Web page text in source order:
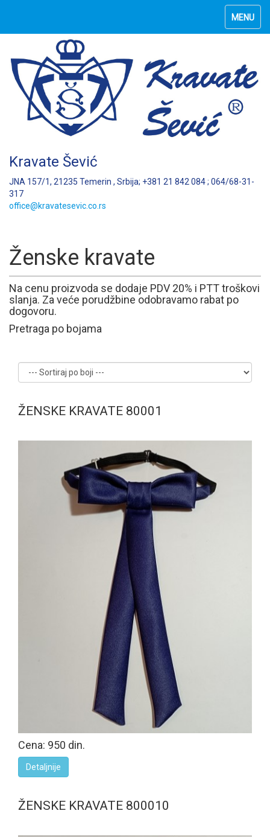
Kravate Šević
JNA 157/1, 21235 Temerin , Srbija; +381 21 842 084 ; 064/68-31-
317
office@kravatesevic.co.rs
MENU
Ženske kravate
Na cenu proizvoda se dodaje PDV 20% i PTT troškovi
slanja. Za veće porudžbine odobravamo rabat po
dogovoru.
Pretraga po bojama
ŽENSKE KRAVATE 80001
Cena: 950 din.
Detaljnije
ŽENSKE KRAVATE 800010